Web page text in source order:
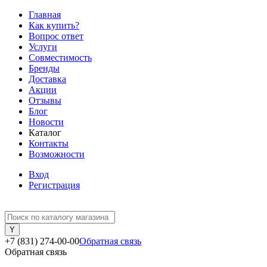
Главная
Как купить?
Вопрос ответ
Услуги
Совместимость
Бренды
Доставка
Акции
Отзывы
Блог
Новости
Каталог
Контакты
Возможности
Вход
Регистрация
+7 (831) 274-00-00Обратная связь
Обратная связь